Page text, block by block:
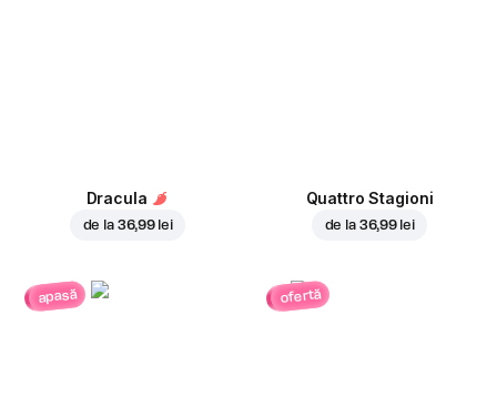
Dracula
de la 36,99 lei
Quattro Stagioni
de la 36,99 lei
apasă ofertă